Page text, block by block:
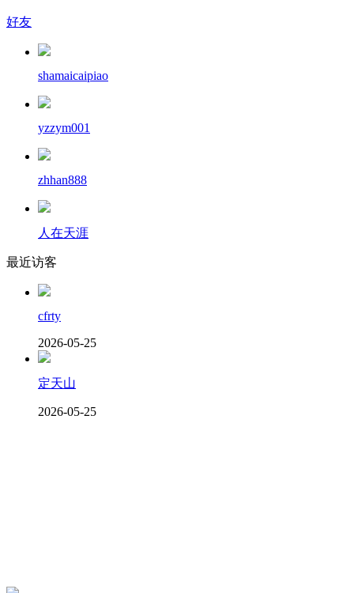
好友
shamaicaipiao
yzzym001
zhhan888
人在天涯
最近访客
cfrty
2026-05-25
定天山
2026-05-25